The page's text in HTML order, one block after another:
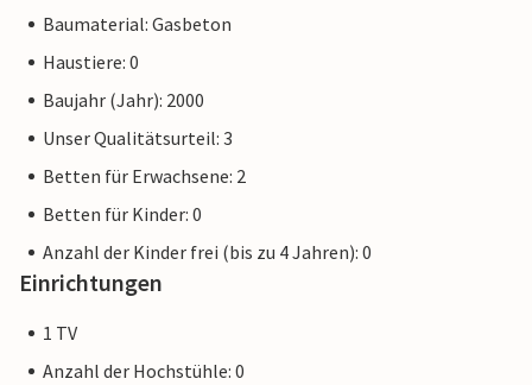
Baumaterial: Gasbeton
Haustiere: 0
Baujahr (Jahr): 2000
Unser Qualitätsurteil: 3
Betten für Erwachsene: 2
Betten für Kinder: 0
Anzahl der Kinder frei (bis zu 4 Jahren): 0
Einrichtungen
1 TV
Anzahl der Hochstühle: 0